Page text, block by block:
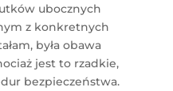
ubocznych
z konkretnych
była obawa
jest to rzadkie,
bezpieczeństwa.